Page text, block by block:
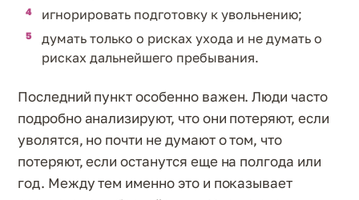
игнорировать подготовку к увольнению;
думать только о рисках ухода и не думать о
рисках дальнейшего пребывания.
Последний пункт особенно важен. Люди часто
подробно анализируют, что они потеряют, если
уволятся, но почти не думают о том, что
потеряют, если останутся еще на полгода или
год. Между тем именно это и показывает